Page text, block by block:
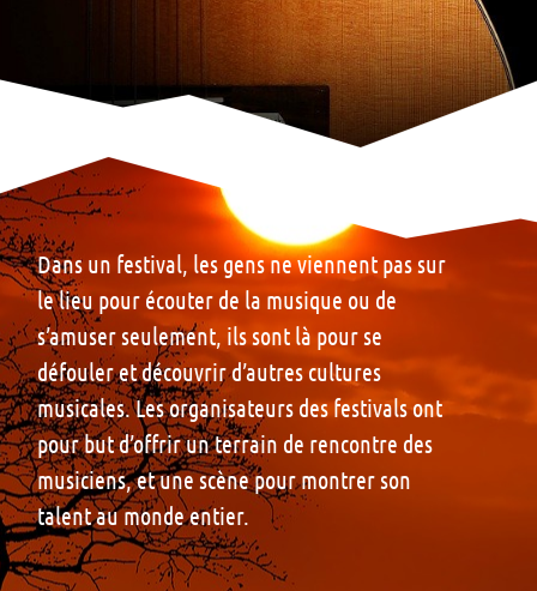
Dans un festival, les gens ne viennent pas sur
le lieu pour écouter de la musique ou de
s’amuser seulement, ils sont là pour se
défouler et découvrir d’autres cultures
musicales. Les organisateurs des festivals ont
pour but d’offrir un terrain de rencontre des
musiciens, et une scène pour montrer son
talent au monde entier.